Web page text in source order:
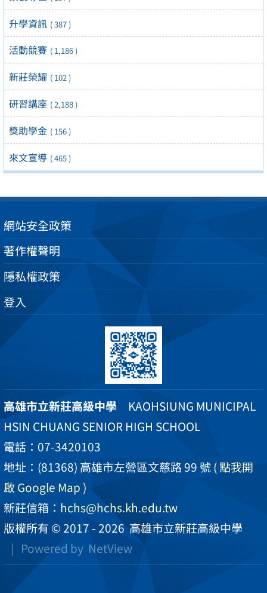
升學資訊 ( 387 )
活動競賽 ( 1,186 )
新莊榮耀 ( 102 )
研習講座 ( 2,188 )
獎助學金 ( 156 )
來文宣導 ( 465 )
網站安全政策
著作權聲明
隱私權政策
登入
高雄市立新莊高級中學 KAOHSIUNG MUNICIPAL
HSIN CHUANG SENIOR HIGH SCHOOL
電話：07-3420103
地址：(81368) 高雄市左營區文慈路 99 號( 點我開
啟 Google Map )
新莊信箱： hchs@hchs.kh.edu.tw
版權所有 © 2017 - 2026高雄市立新莊高級中學
| Powered by NetView